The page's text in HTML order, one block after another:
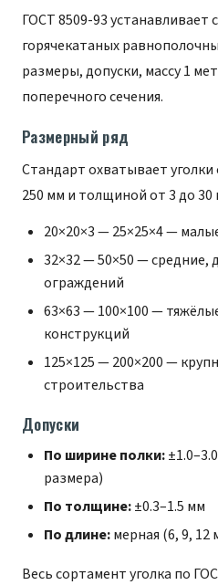
ГОСТ 8509-93 устанавливает
горячекатаных
размеры, допуски, массу 1
поперечного сечения.
Размерный ряд
Стандарт охватывает
250 мм и толщиной от 3 до
20×20×3 — 25×25×4 —
32×32 — 50×50 — средние,
ограждений
63×63 — 100×100 —
конструкций
125×125 — 200×200 —
строительства
Допуски
По ширине полки:
размера)
По толщине:±0.3–1.5 мм
По длине:мерная (6, 9, 12
Весь сортамент уголка по